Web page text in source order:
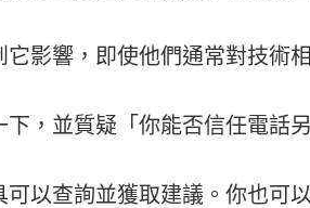
它影響，即使他們通常對技術
，並質疑「你能否信任電話
可以查詢並獲取建議。你也可